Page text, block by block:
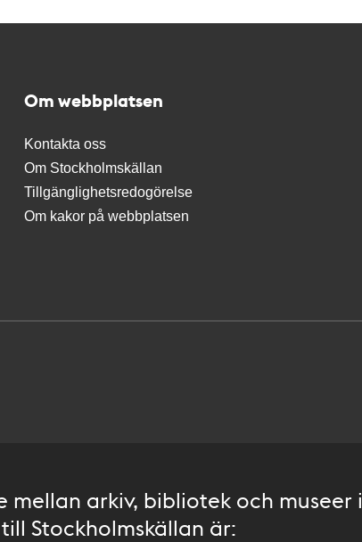
Om webbplatsen
Kontakta oss
Om Stockholmskällan
Tillgänglighetsredogörelse
Om kakor på webbplatsen
arkiv, bibliotek och museer i
Stockholmskällan är: